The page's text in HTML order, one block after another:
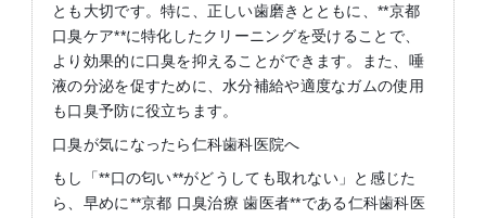
とも大切です。特に、正しい歯磨きとともに、**京都
口臭ケア**に特化したクリーニングを受けることで、
より効果的に口臭を抑えることができます。また、唾
液の分泌を促すために、水分補給や適度なガムの使用
も口臭予防に役立ちます。
口臭が気になったら仁科歯科医院へ
もし「**口の匂い**がどうしても取れない」と感じた
ら、早めに**京都 口臭治療 歯医者**である仁科歯科医